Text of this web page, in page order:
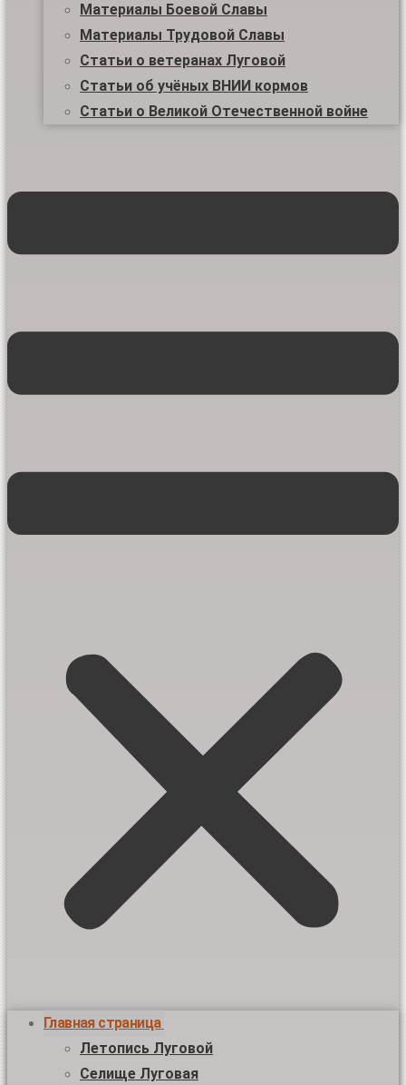
Материалы Боевой Славы
Материалы Трудовой Славы
Статьи о ветеранах Луговой
Статьи об учёных ВНИИ кормов
Статьи о Великой Отечественной войне
Главная страница
Летопись Луговой
Селище Луговая